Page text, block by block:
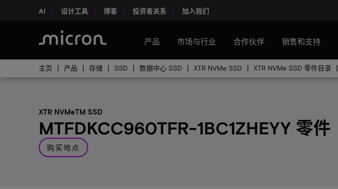
AI 设计工具 博客 投资者关系 加入我们
产品 市场与行业 合作伙伴 销售和支持
主页 产品 存储 SSD 数据中心 SSD XTR NVMe SSD XTR NVMe SSD 零件目录
XTR NVMeTM SSD
MTFDKCC960TFR-1BC1ZHEYY 零件
购买地点